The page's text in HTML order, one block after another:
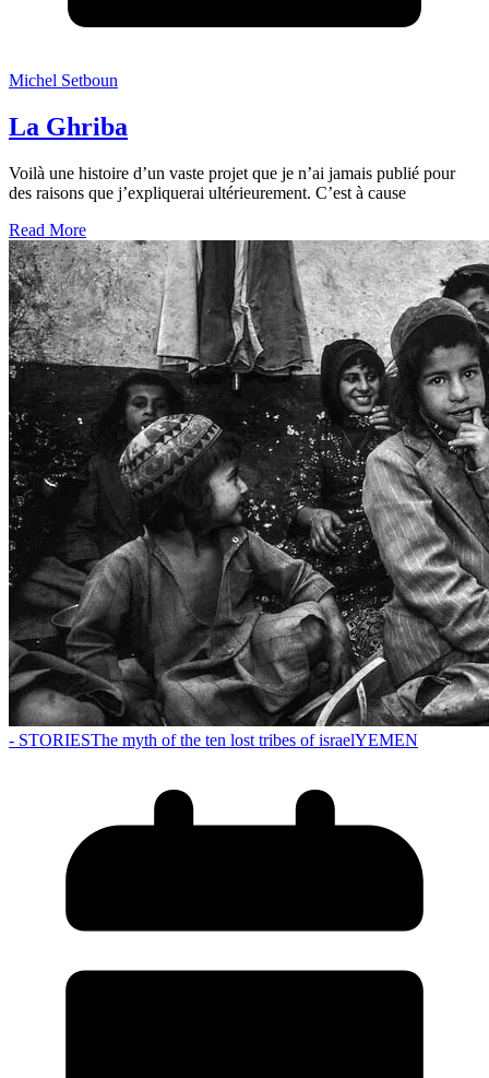
Michel Setboun
La Ghriba
Voilà une histoire d’un vaste projet que je n’ai jamais publié pour
des raisons que j’expliquerai ultérieurement. C’est à cause
Read More
- STORIESThe myth of the ten lost tribes of israelYEMEN